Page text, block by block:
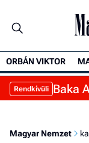
ORBÁN VIKTOR
Rendkívüli Baka
Magyar Nemzet